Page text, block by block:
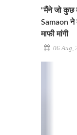
"मैंने जो कुछ
Samaon ने
माफी मांगी
06 Aug,